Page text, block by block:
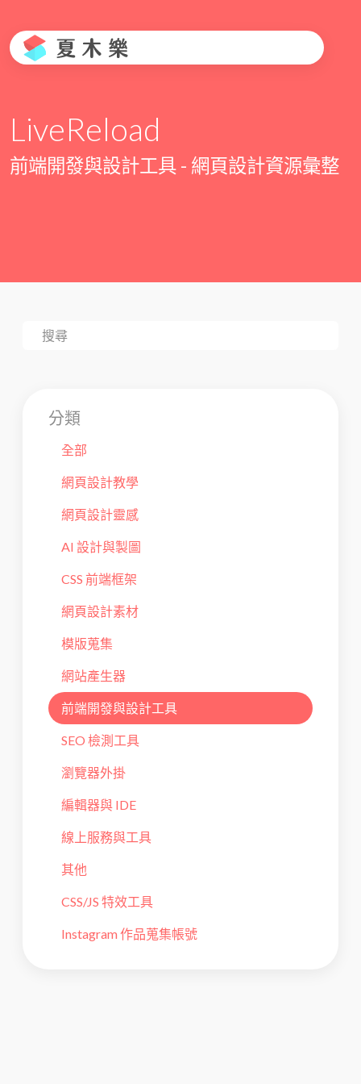
LiveReload
前端開發與設計工具 - 網頁設計資源彙整
分類
全部
網頁設計教學
網頁設計靈感
AI 設計與製圖
CSS 前端框架
網頁設計素材
模版蒐集
網站產生器
前端開發與設計工具
SEO 檢測工具
瀏覽器外掛
編輯器與 IDE
線上服務與工具
其他
CSS/JS 特效工具
Instagram 作品蒐集帳號